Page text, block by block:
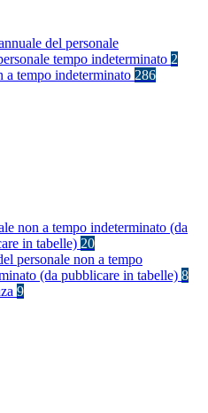
del personale
tempo indeterminato 2
a tempo indeterminato 286
non a tempo indeterminato (da
in tabelle) 20
personale non a tempo
(da pubblicare in tabelle) 8
9